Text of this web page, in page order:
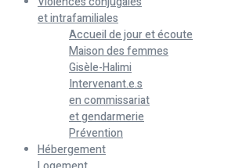
et intrafamiliales
Accueil de jour et écoute
Maison des femmes
Gisèle-Halimi
Intervenant.e.s
en commissariat
et gendarmerie
Prévention
Hébergement